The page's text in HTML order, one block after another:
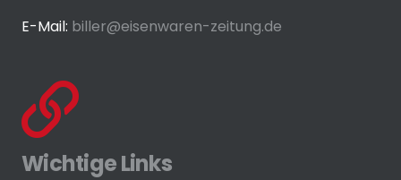
E-Mail: biller@eisenwaren-zeitung.de
Wichtige Links